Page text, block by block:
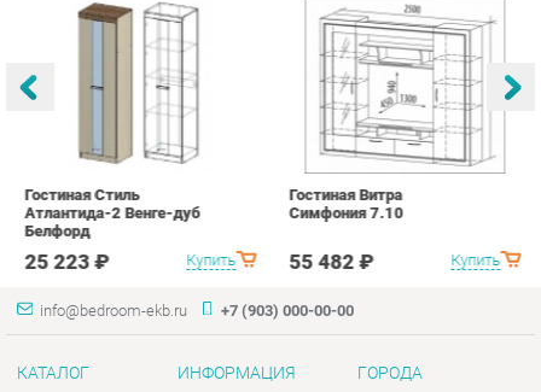
Купить
Гостиная Стиль
Атлантида-2 Венге-дуб
Белфорд
Купить
Гостиная Витра
Симфония 7.10
55 482 ₽
info@bedroom-ekb.ru
КАТАЛОГ
Коллекции
Кровати
Матрасы
Комоды
ИНФОРМАЦИЯ
О проекте
Контакты
Дизайн
Доставка и Оплата
Весь мир
Екатеринбург